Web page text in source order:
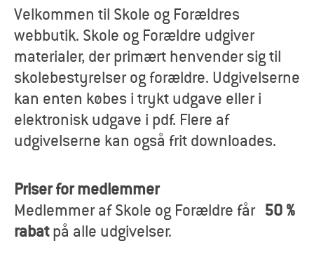
l
e
o
g
F
r
æ
Velkommen til Skole og Forældres
webbutik. Skole og Forældre udgiver
materialer, der primært henvender sig til
skolebestyrelser og forældre. Udgivelserne
kan enten købes i trykt udgave eller i
elektronisk udgave i pdf. Flere af
udgivelserne kan også frit downloades.
Priser for medlemmer
Medlemmer af Skole og Forældre får 50 %
rabatpå alle udgivelser.